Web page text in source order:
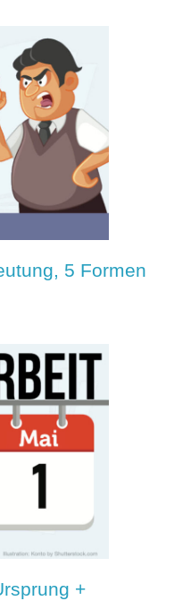
5 Formen
+